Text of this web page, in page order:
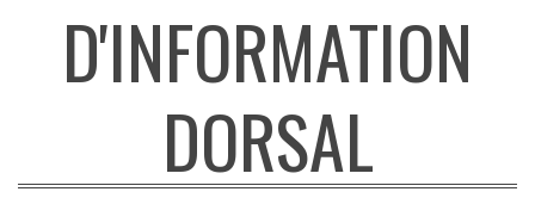
D'INFORMATION
DORSAL